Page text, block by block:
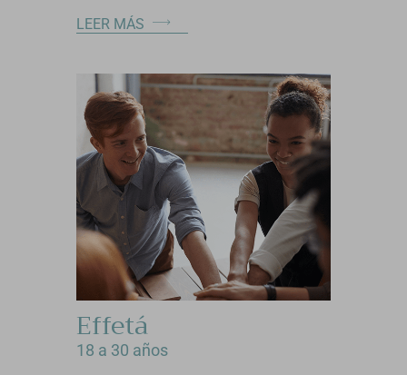
LEER MÁS
Effetá
18 a 30 años